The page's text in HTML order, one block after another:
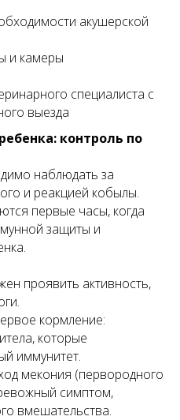
акушерской
и камеры
специалиста с
выезда
контроль по
наблюдать за
и реакцией кобылы.
первые часы, когда
защиты и
проявить активность,
кормление:
которые
иммунитет.
мекония (первородного
симптом,
вмешательства.